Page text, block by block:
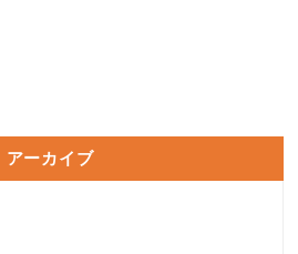
アーカイブ